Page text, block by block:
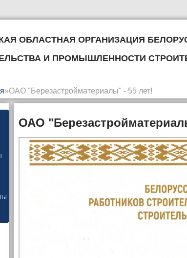
областная организация
и промышленности
»ОАО "Березастройматериалы" - 55 лет!
ОАО